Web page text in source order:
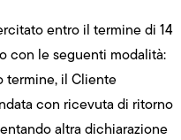
entro il termine di 14
con le seguenti modalità:
termine, il Cliente
con ricevuta di ritorno
altra dichiarazione